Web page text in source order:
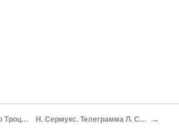
Н. Муралов. Письмо Троцкому. 4 апреля Н. Сермукс. Телеграмма Л. Седову. 5 апреля →